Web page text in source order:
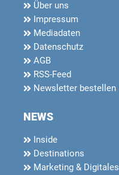
Über uns
Impressum
Mediadaten
Datenschutz
AGB
RSS-Feed
Newsletter bestellen
NEWS
Inside
Destinations
Marketing & Digitales